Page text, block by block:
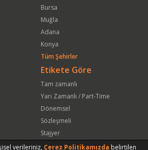
Bursa
Muğla
Adana
Konya
Tüm Şehirler
Etikete Göre
Tam zamanlı
Yarı Zamanlı / Part-Time
Dönemsel
Sözleşmeli
Stajyer
Freelance
verileriniz, Çerez Politikamızda belirtilen